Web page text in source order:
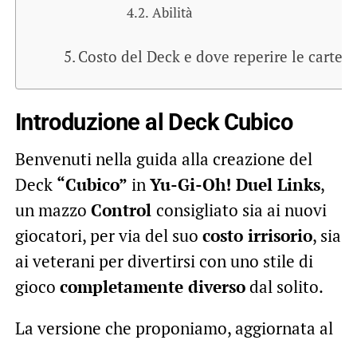
Abilità
Costo del Deck e dove reperire le carte
Introduzione al Deck Cubico
Benvenuti nella guida alla creazione del
Deck “Cubico” inYu-Gi-Oh! Duel Links,
un mazzo Control consigliato sia ai nuovi
giocatori, per via del suo costo irrisorio, sia
ai veterani per divertirsi con uno stile di
gioco completamente diversodal solito.
La versione che proponiamo, aggiornata al